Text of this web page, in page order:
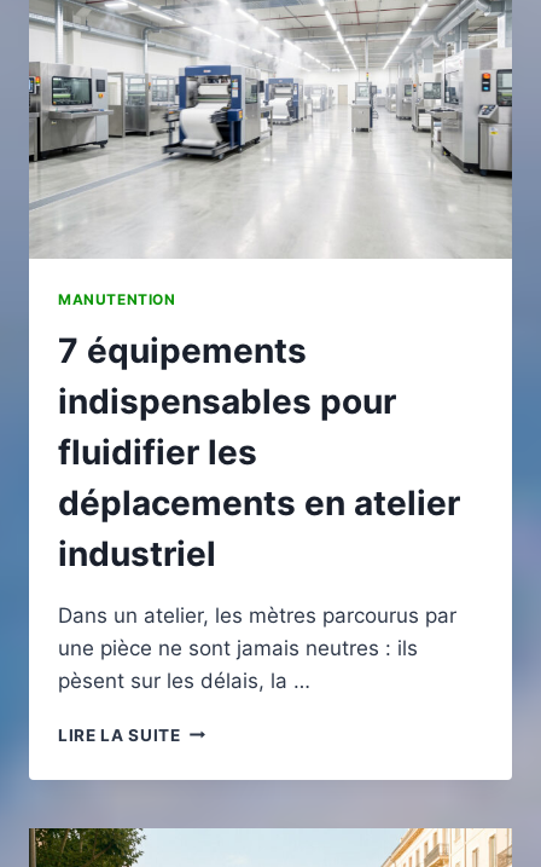
AUTOPARTAGE
AU
QUOTIDIEN
MANUTENTION
7 équipements
indispensables pour
fluidifier les
déplacements en atelier
industriel
Dans un atelier, les mètres parcourus par
une pièce ne sont jamais neutres : ils
pèsent sur les délais, la …
LIRE LA SUITE7
INDISPENSABLES
FLUIDIFIER